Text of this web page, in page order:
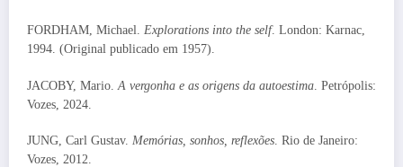
FORDHAM, Michael. Explorations into the self. London: Karnac,
1994. (Original publicado em 1957).
JACOBY, Mario. A vergonha e as origens da autoestima . Petrópolis:
Vozes, 2024.
JUNG, Carl Gustav. Memórias, sonhos, reflexões . Rio de Janeiro:
Vozes, 2012.